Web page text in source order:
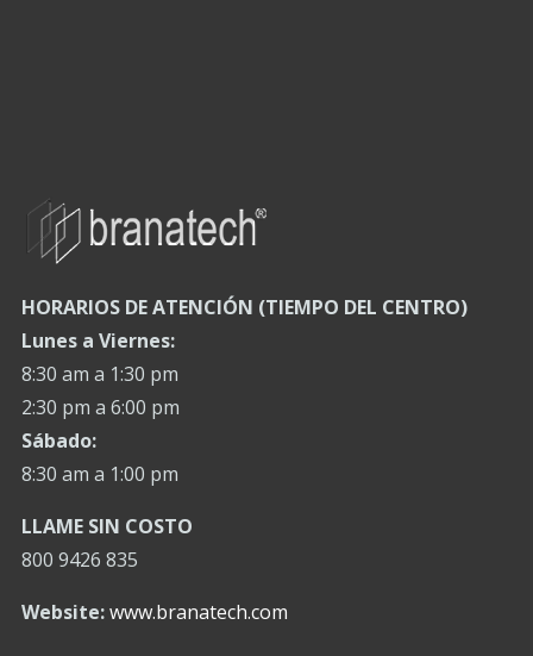
HORARIOS DE ATENCIÓN (TIEMPO DEL CENTRO)
Lunes a Viernes:
8:30 am a 1:30 pm
2:30 pm a 6:00 pm
Sábado:
8:30 am a 1:00 pm
LLAME SIN COSTO
800 9426 835
Website:www.branatech.com